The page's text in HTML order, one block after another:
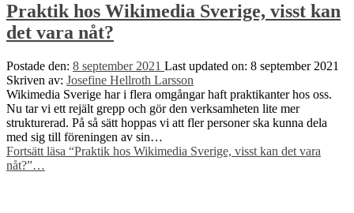
Praktik hos Wikimedia Sverige, visst kan
det vara nåt?
Postade den: 8 september 2021 Last updated on: 8 september 2021
Skriven av: Josefine Hellroth Larsson
Wikimedia Sverige har i flera omgångar haft praktikanter hos oss.
Nu tar vi ett rejält grepp och gör den verksamheten lite mer
strukturerad. På så sätt hoppas vi att fler personer ska kunna dela
med sig till föreningen av sin…
Fortsätt läsa “Praktik hos Wikimedia Sverige, visst kan det vara
nåt?”…